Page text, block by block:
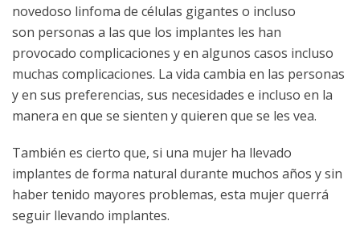
novedoso linfoma de células gigantes o incluso
son personas a las que los implantes les han
provocado complicaciones y en algunos casos incluso
muchas complicaciones. La vida cambia en las personas
y en sus preferencias, sus necesidades e incluso en la
manera en que se sienten y quieren que se les vea.
También es cierto que, si una mujer ha llevado
implantes de forma natural durante muchos años y sin
haber tenido mayores problemas, esta mujer querrá
seguir llevando implantes.